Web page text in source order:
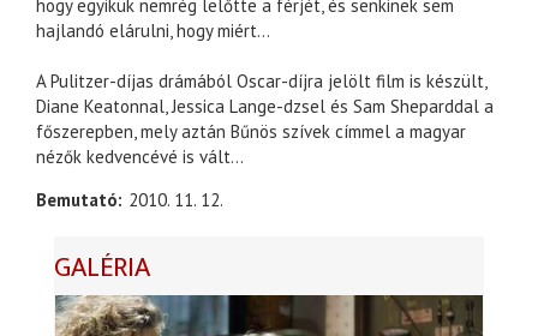
hogy egyikük nemrég lelőtte a férjét, és senkinek sem
hajlandó elárulni, hogy miért…
A Pulitzer-díjas drámából Oscar-díjra jelölt film is készült,
Diane Keatonnal, Jessica Lange-dzsel és Sam Sheparddal a
főszerepben, mely aztán Bűnös szívek címmel a magyar
nézők kedvencévé is vált…
Bemutató 2010. 11. 12.
GALÉRIA